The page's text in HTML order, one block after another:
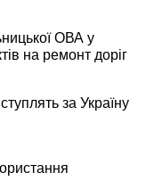
ОВА у
на ремонт доріг
за Україну